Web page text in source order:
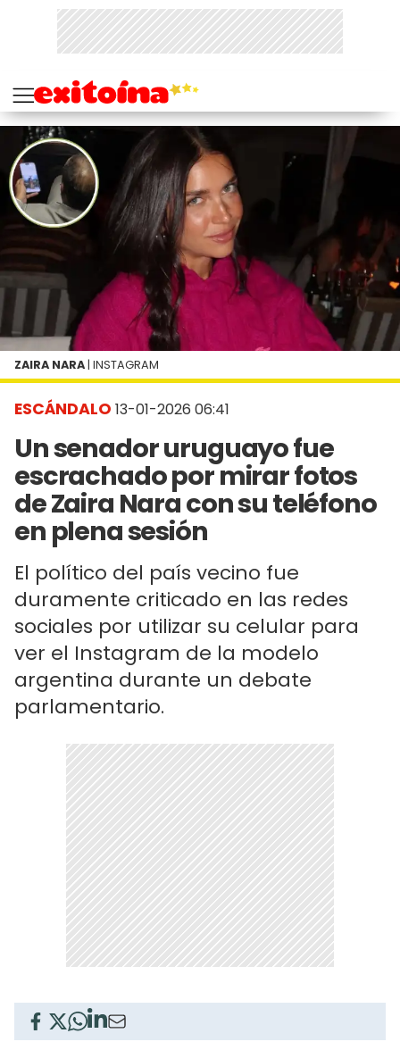
ESCÁNDALO 13-01-2026 06:41
Un senador uruguayo fue
escrachado por mirar fotos
de Zaira Nara con su teléfono
en plena sesión
El político del país vecino fue
duramente criticado en las redes
sociales por utilizar su celular para
ver el Instagram de la modelo
argentina durante un debate
parlamentario.
ZAIRA NARA | INSTAGRAM